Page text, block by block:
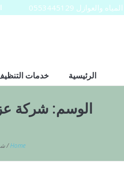
0553445129
الرئيسية خدمات
الوسم:شركة
Home
/